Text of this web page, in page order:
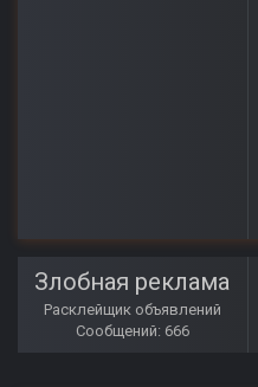
Злобная реклама
Расклейщик объявлений
Сообщений: 666